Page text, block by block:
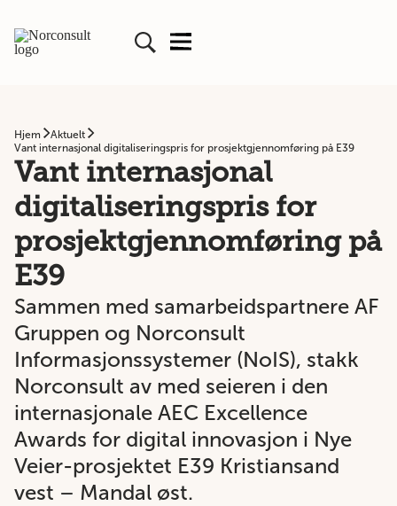
Hjem
Aktuelt
Vant internasjonal digitaliseringspris for prosjektgjennomføring på E39
Vant internasjonal
digitaliseringspris for
prosjektgjennomføring på
E39
Sammen med samarbeidspartnere AF
Gruppen og Norconsult
Informasjonssystemer (NoIS), stakk
Norconsult av med seieren i den
internasjonale AEC Excellence
Awards for digital innovasjon i Nye
Veier-prosjektet E39 Kristiansand
vest – Mandal øst.